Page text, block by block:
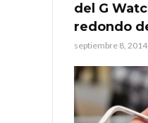
del G
redondo
septiembre 8, 2014